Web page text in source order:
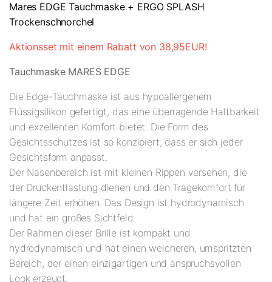
Mares EDGE Tauchmaske + ERGO SPLASH
Trockenschnorchel
Aktionsset mit einem Rabatt von 38,95EUR!
Tauchmaske MARES EDGE
Die Edge-Tauchmaske ist aus hypoallergenem
Flüssigsilikon gefertigt, das eine überragende Haltbarkeit
und exzellenten Komfort bietet. Die Form des
Gesichtsschutzes ist so konzipiert, dass er sich jeder
Gesichtsform anpasst.
Der Nasenbereich ist mit kleinen Rippen versehen, die
der Druckentlastung dienen und den Tragekomfort für
längere Zeit erhöhen. Das Design ist hydrodynamisch
und hat ein großes Sichtfeld.
Der Rahmen dieser Brille ist kompakt und
hydrodynamisch und hat einen weicheren, umspritzten
Bereich, der einen einzigartigen und anspruchsvollen
Look erzeugt.